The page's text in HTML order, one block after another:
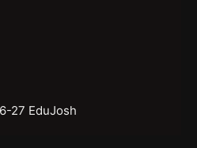
27 EduJosh